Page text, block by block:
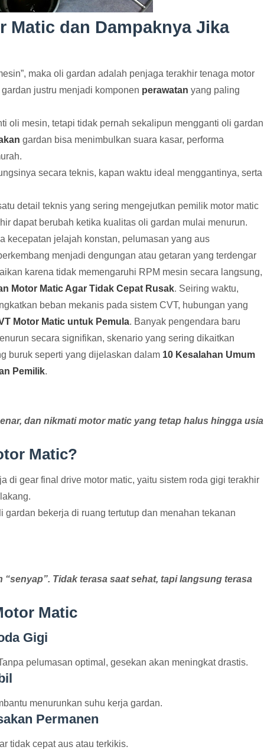
Matic dan Dampaknya Jika
maka oli gardan adalah penjaga terakhir tenaga motor
justru menjadi komponen perawatan yang paling
oli mesin, tetapi tidak pernah sekalipun mengganti oli gardan
gardan bisa menimbulkan suara kasar, performa
secara teknis, kapan waktu ideal menggantinya, serta
detail teknis yang sering mengejutkan pemilik motor matic
dapat berubah ketika kualitas oli gardan mulai menurun.
kecepatan jelajah konstan, pelumasan yang aus
menjadi dengungan atau getaran yang terdengar
karena tidak memengaruhi RPM mesin secara langsung,
Motor Matic Agar Tidak Cepat Rusak. Seiring waktu,
beban mekanis pada sistem CVT, hubungan yang
Motor Matic untuk Pemula. Banyak pengendara baru
secara signifikan, skenario yang sering dikaitkan
buruk seperti yang dijelaskan dalam 10 Kesalahan Umum
Pemilik.
dan nikmati motor matic yang tetap halus hingga usia
Matic?
di gear final drive motor matic, yaitu sistem roda gigi terakhir
bekerja di ruang tertutup dan menahan tekanan
Tidak terasa saat sehat, tapi langsung terasa
Matic
Gigi
pelumasan optimal, gesekan akan meningkat drastis.
menurunkan suhu kerja gardan.
Permanen
tidak cepat aus atau terkikis.